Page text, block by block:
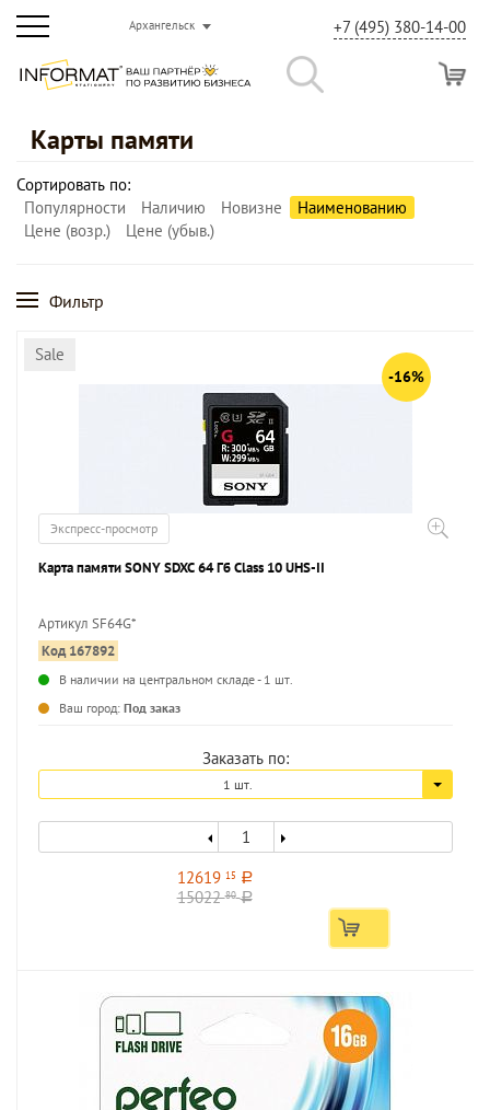
Архангельск +7 (495) 380-14-00
Карты памяти
Сортировать по:
Популярности
Наличию Новизне
Наименованию
Цене (возр.)
Цене (убыв.)
Фильтр
Sale
-16%
Экспресс-просмотр
Карта памяти SONY SDXC 64 Гб Class 10 UHS-II
Артикул SF64G*
Код 167892
В наличии на центральном складе - 1 шт.
Ваш город: Под заказ
Заказать по:
1 шт.
12619 15 a
1502280 a